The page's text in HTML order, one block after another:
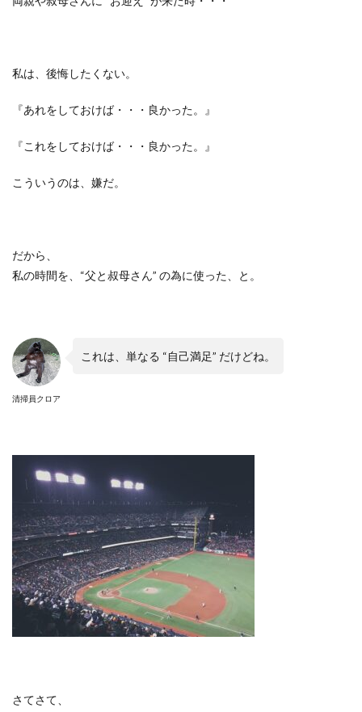
私は、後悔したくない。
『あれをしておけば・・・良かった。』
『これをしておけば・・・良かった。』
こういうのは、嫌だ。
だから、
私の時間を、 “父と叔母さん” の為に使った、と。
清掃員クロア
これは、単なる “自己満足” だけどね。
さてさて、